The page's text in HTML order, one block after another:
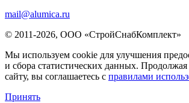
mail@alumica.ru
© 2011-2026, ООО «СтройСнабКомплект»
Мы используем cookie для улучшения
и сбора статистических данных.
сайту, вы соглашаетесь с правилами
Принять